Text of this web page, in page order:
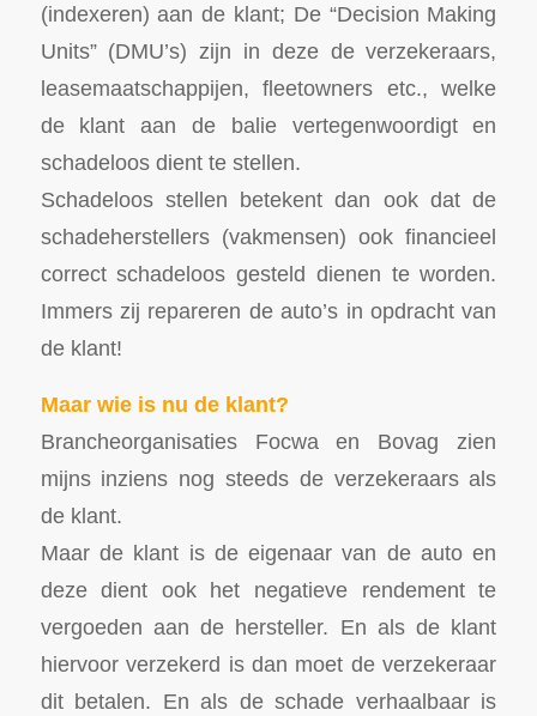
(indexeren) aan de klant; De “Decision Making
Units” (DMU’s) zijn in deze de verzekeraars,
leasemaatschappijen, fleetowners etc., welke
de klant aan de balie vertegenwoordigt en
schadeloos dient te stellen.
Schadeloos stellen betekent dan ook dat de
schadeherstellers (vakmensen) ook financieel
correct schadeloos gesteld dienen te worden.
Immers zij repareren de auto’s in opdracht van
de klant!
Maar wie is nu de klant?
Brancheorganisaties Focwa en Bovag zien
mijns inziens nog steeds de verzekeraars als
de klant.
Maar de klant is de eigenaar van de auto en
deze dient ook het negatieve rendement te
vergoeden aan de hersteller. En als de klant
hiervoor verzekerd is dan moet de verzekeraar
dit betalen. En als de schade verhaalbaar is